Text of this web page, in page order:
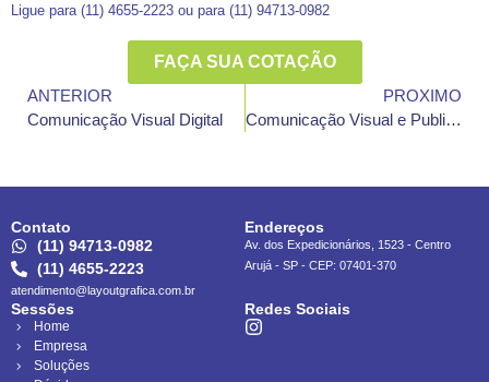
Ligue para (11) 4655-2223 ou para (11) 94713-0982
FAÇA SUA COTAÇÃO
ANTERIOR
Comunicação Visual Digital
PROXIMO
Comunicação Visual e Publicidade
Contato
(11) 94713-0982
(11) 4655-2223
atendimento@layoutgrafica.com.br
Endereços
Av. dos Expedicionários, 1523 - Centro
Arujá - SP - CEP: 07401-370
Sessões
Home
Empresa
Soluções
Redes Sociais